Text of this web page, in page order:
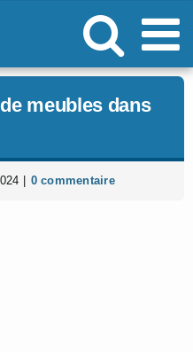
meubles dans
0 commentaire